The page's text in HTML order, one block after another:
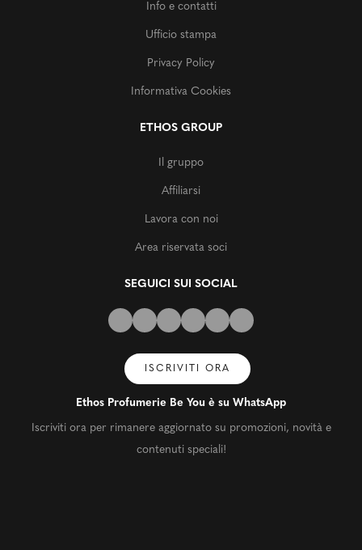
Info e contatti
Ufficio stampa
Privacy Policy
Informativa Cookies
ETHOS GROUP
Il gruppo
Affiliarsi
Lavora con noi
Area riservata soci
SEGUICI SUI SOCIAL
ISCRIVITI ORA
Ethos Profumerie Be You è su WhatsApp
Iscriviti ora per rimanere aggiornato su promozioni, novità e
contenuti speciali!